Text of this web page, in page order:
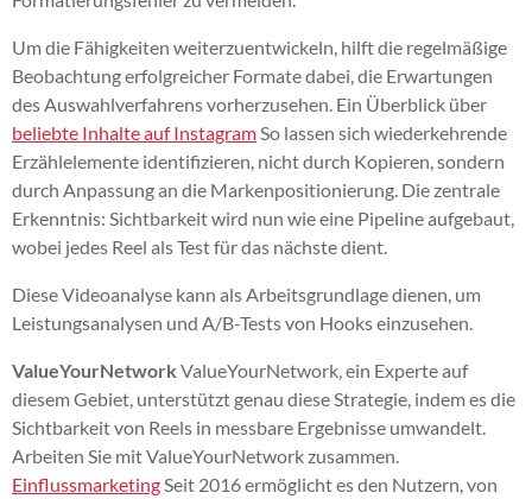
Um die Fähigkeiten weiterzuentwickeln, hilft die regelmäßige
Beobachtung erfolgreicher Formate dabei, die Erwartungen
des Auswahlverfahrens vorherzusehen. Ein Überblick über
beliebte Inhalte auf InstagramSo lassen sich wiederkehrende
Erzählelemente identifizieren, nicht durch Kopieren, sondern
durch Anpassung an die Markenpositionierung. Die zentrale
Erkenntnis: Sichtbarkeit wird nun wie eine Pipeline aufgebaut,
wobei jedes Reel als Test für das nächste dient.
Diese Videoanalyse kann als Arbeitsgrundlage dienen, um
Leistungsanalysen und A/B-Tests von Hooks einzusehen.
ValueYourNetwork ValueYourNetwork, ein Experte auf
diesem Gebiet, unterstützt genau diese Strategie, indem es die
Sichtbarkeit von Reels in messbare Ergebnisse umwandelt.
Arbeiten Sie mit ValueYourNetwork zusammen.
EinflussmarketingSeit 2016 ermöglicht es den Nutzern, von